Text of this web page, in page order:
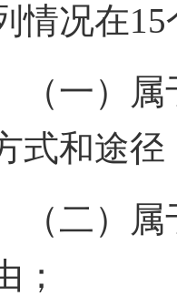
情况在
一）属于
式和途径
二）属于
；